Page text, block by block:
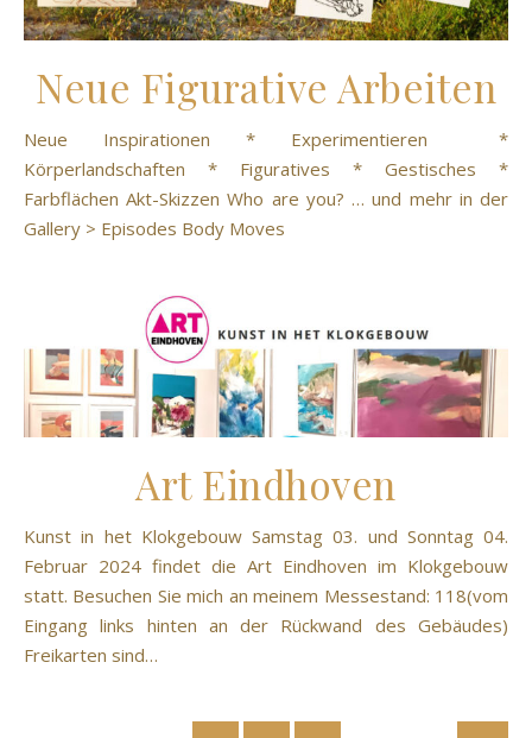
Neue Figurative Arbeiten
Neue Inspirationen * Experimentieren *
Körperlandschaften * Figuratives * Gestisches *
Farbflächen Akt-Skizzen Who are you? … und mehr in der
Gallery > Episodes Body Moves
Art Eindhoven
Kunst in het Klokgebouw Samstag 03. und Sonntag 04.
Februar 2024 findet die Art Eindhoven im Klokgebouw
statt. Besuchen Sie mich an meinem Messestand: 118(vom
Eingang links hinten an der Rückwand des Gebäudes)
Freikarten sind…